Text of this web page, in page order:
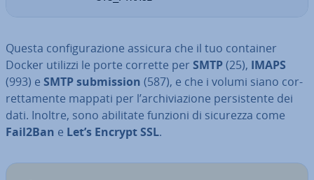
Questa con­fi­gu­ra­zio­ne assicura che il tuo container
Docker utilizzi le porte corrette per SMTP(25), IMAPS
(993) e SMTP sub­mis­sion (587), e che i volumi siano cor­
ret­ta­men­te mappati per l’ar­chi­via­zio­ne per­si­sten­te dei
dati. Inoltre, sono abilitate funzioni di sicurezza come
Fail2Ban e Let’s Encrypt SSL.